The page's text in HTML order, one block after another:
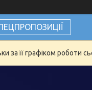
за її графіком роботи